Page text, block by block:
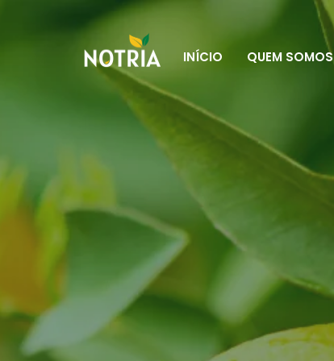
INÍCIO QUEM SOMOS